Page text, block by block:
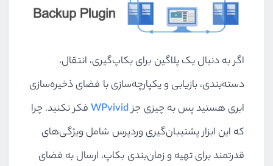
اگر به دنبال یک پلاگین برای بکاپ‌گیری، انتقال،
دسته‌بندی، بازیابی و یکپارچه‌سازی با فضای ذخیره‌سازی
ابری هستید پس به چیزی جزWPvividفکر نکنید. چرا
که این ابزار پشتیبان‌گیری وردپرس شامل ویژگی‌های
قدرتمند برای تهیه و زمان‌بندی بکاپ، ارسال به فضای